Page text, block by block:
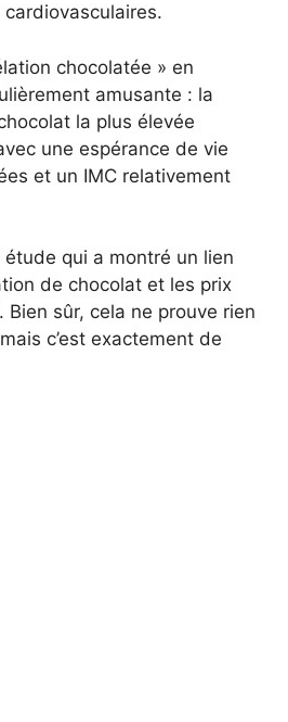
chocolatée » en
amusante : la
la plus élevée
une espérance de vie
et un IMC relativement
étude qui a montré un lien
de chocolat et les prix
sûr, cela ne prouve rien
c’est exactement de